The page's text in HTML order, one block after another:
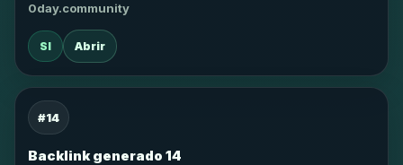
0day.community
SI Abrir
#14
Backlink generado 14